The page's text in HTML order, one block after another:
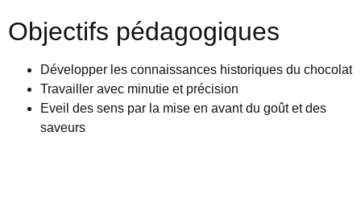
Objectifs pédagogiques
Développer les connaissances historiques du chocolat
Travailler avec minutie et précision
Eveil des sens par la mise en avant du goût et des
saveurs